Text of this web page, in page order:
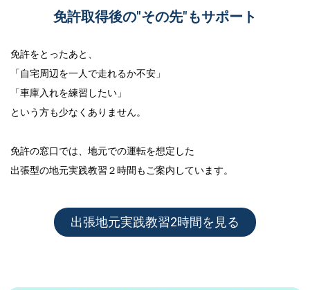
免許取得後の"その先"もサポート
免許をとったあと、
「自宅周辺を一人で走れるか不安」
「車庫入れを練習したい」
という方も少なくありません。
免許の窓口では、地元での運転を想定した
出張型の地元実践教習２時間 もご案内しています。
出張地元実践教習2時間を見る